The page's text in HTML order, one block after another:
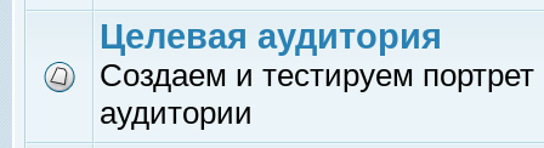
Целевая аудитория
Создаем и тестируем
аудитории